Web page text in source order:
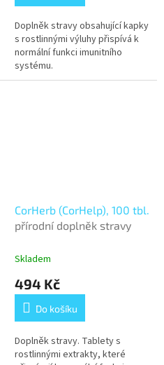
Doplněk stravy obsahující kapky
s rostlinnými výluhy přispívá k
normální funkci imunitního
systému.
CorHerb (CorHelp), 100 tbl.
přírodní doplněk stravy
Skladem
494 Kč
Do košíku
Doplněk stravy. Tablety s
rostlinnými extrakty, které